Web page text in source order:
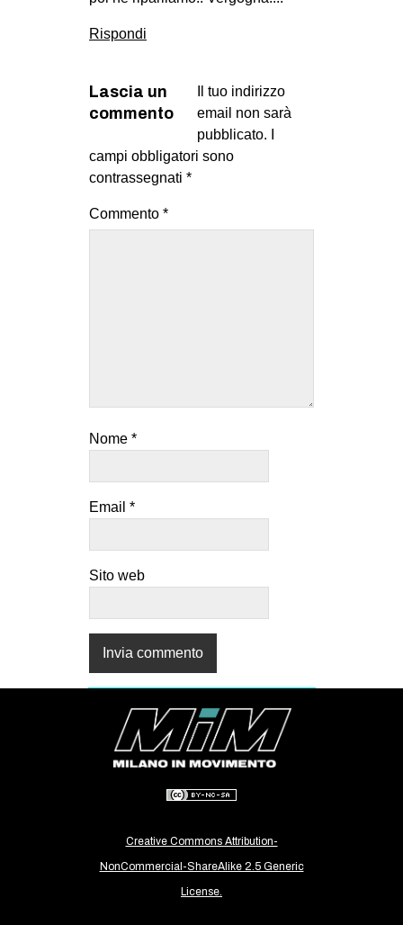
Rispondi
Lascia un
commento
Il tuo indirizzo
email non sarà
pubblicato.
campi obbligatori sono
contrassegnati *
Commento *
Nome *
Email *
Sito web
Creative Commons Attribution-
NonCommercial-ShareAlike 2.5 Generic
License.